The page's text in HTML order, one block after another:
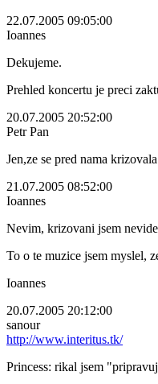
22.07.2005 09:05:00
Ioannes
Dekujeme.
Prehled koncertu je preci
20.07.2005 20:52:00
Petr Pan
Jen,ze se pred nama
21.07.2005 08:52:00
Ioannes
Nevim, krizovani jsem
To o te muzice jsem myslel,
Ioannes
20.07.2005 20:12:00
sanour
http://www.interitus.tk/
Princess: rikal jsem